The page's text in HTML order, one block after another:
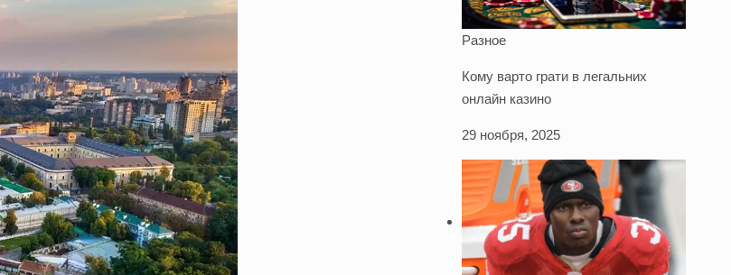
Разное
Кому варто грати в легальних
онлайн казино
29 ноября, 2025